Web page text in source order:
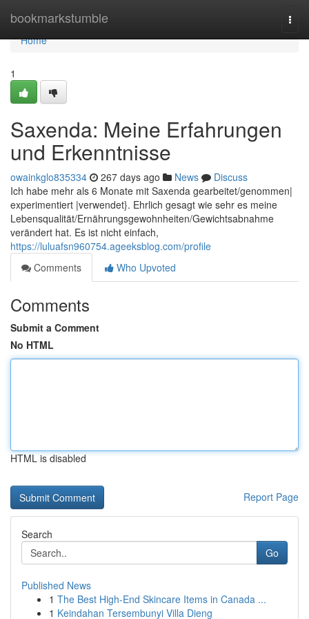
bookmarkstumble
Home
Home
1
Saxenda: Meine Erfahrungen
und Erkenntnisse
owainkglo835334 267 days ago News
Discuss
Ich habe mehr als 6 Monate mit Saxenda gearbeitet/genommen|
experimentiert |verwendet}. Ehrlich gesagt wie sehr es meine
Lebensqualität/Ernährungsgewohnheiten/Gewichtsabnahme
verändert hat. Es ist nicht einfach,
https://luluafsn960754.ageeksblog.com/profile
Comments
Who Upvoted
Comments
Submit a Comment
No HTML
HTML is disabled
Report Page
Search
Go
Published News
1 The Best High-End Skincare Items in Canada ...
1 Keindahan Tersembunyi Villa Dieng